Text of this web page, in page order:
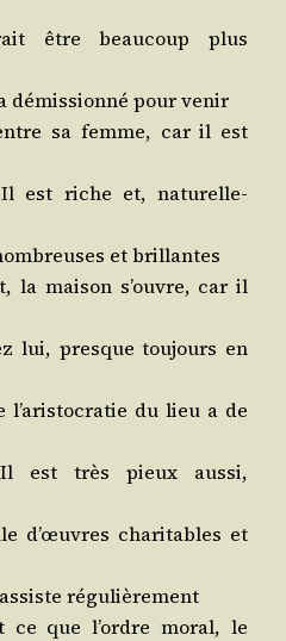
être beau­coup plus
démis­sion­né pour venir
sa femme, car il est
est riche et, natu­rel­le­
et brillantes
la mai­son s’ouvre, car il
lui, presque tou­jours en
du lieu a de
est très pieux aus­si,
d’œuvres cha­ri­tables et
régulièrement
ce que l’ordre moral, le